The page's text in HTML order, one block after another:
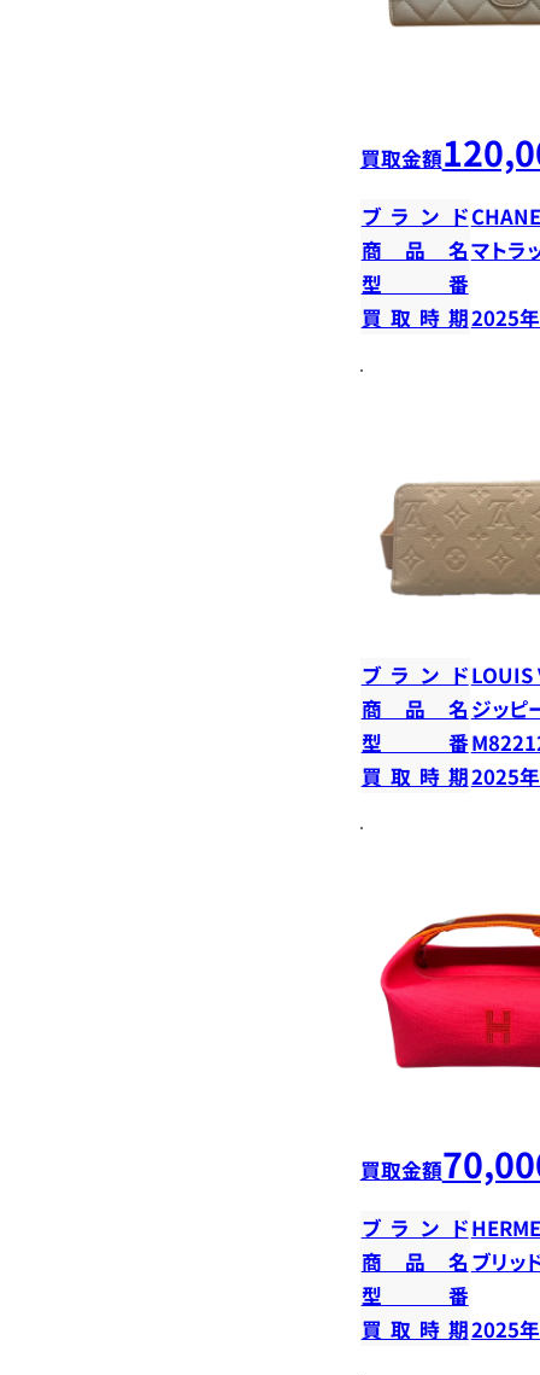
買取金額
ブランド
商品名マト
型番
買取時期2025
ブランドLOUIS
商品名 ジッピ
型番
買取時期2025
買取金額
ブランド
商品名 ブリッ
型番
買取時期2025